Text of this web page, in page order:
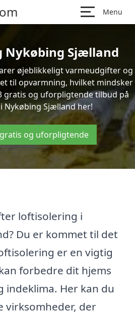
Menu
Nykøbing Sjælland
øjeblikkeligt varmeudgifter og
til opvarmning, hvilket mindsker
gratis og uforpligtende tilbud på
Nykøbing Sjælland her!
og uforpligtende
loftisolering i
Du er kommet til det
er en vigtig
forbedre dit hjems
Her kan du
virksomheder, der